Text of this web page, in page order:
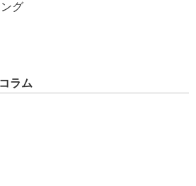
グ
ラム